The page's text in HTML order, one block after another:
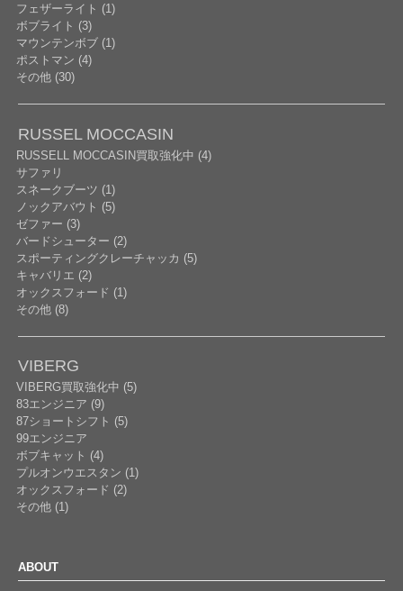
フェザーライト (1)
ボブライト (3)
マウンテンボブ (1)
ポストマン (4)
その他 (30)
RUSSEL MOCCASIN
RUSSELL MOCCASIN買取強化中 (4)
サファリ
スネークブーツ (1)
ノックアバウト (5)
ゼファー (3)
バードシューター (2)
スポーティングクレーチャッカ (5)
キャバリエ (2)
オックスフォード (1)
その他 (8)
VIBERG
VIBERG買取強化中 (5)
83エンジニア (9)
87ショートシフト (5)
99エンジニア
ボブキャット (4)
プルオンウエスタン (1)
オックスフォード (2)
その他 (1)
ABOUT